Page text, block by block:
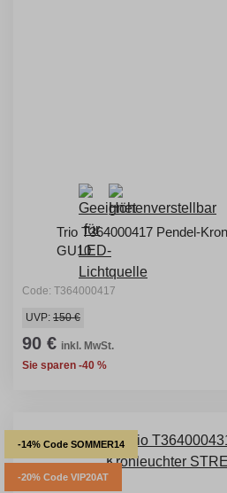
Trio T364000417 Pendel-
GU10
Code: T364000417
UVP: 150 €
90 € inkl. MwSt.
Sie sparen -40 %
-14% Code SOMMER14
-20% Code VIP20AT